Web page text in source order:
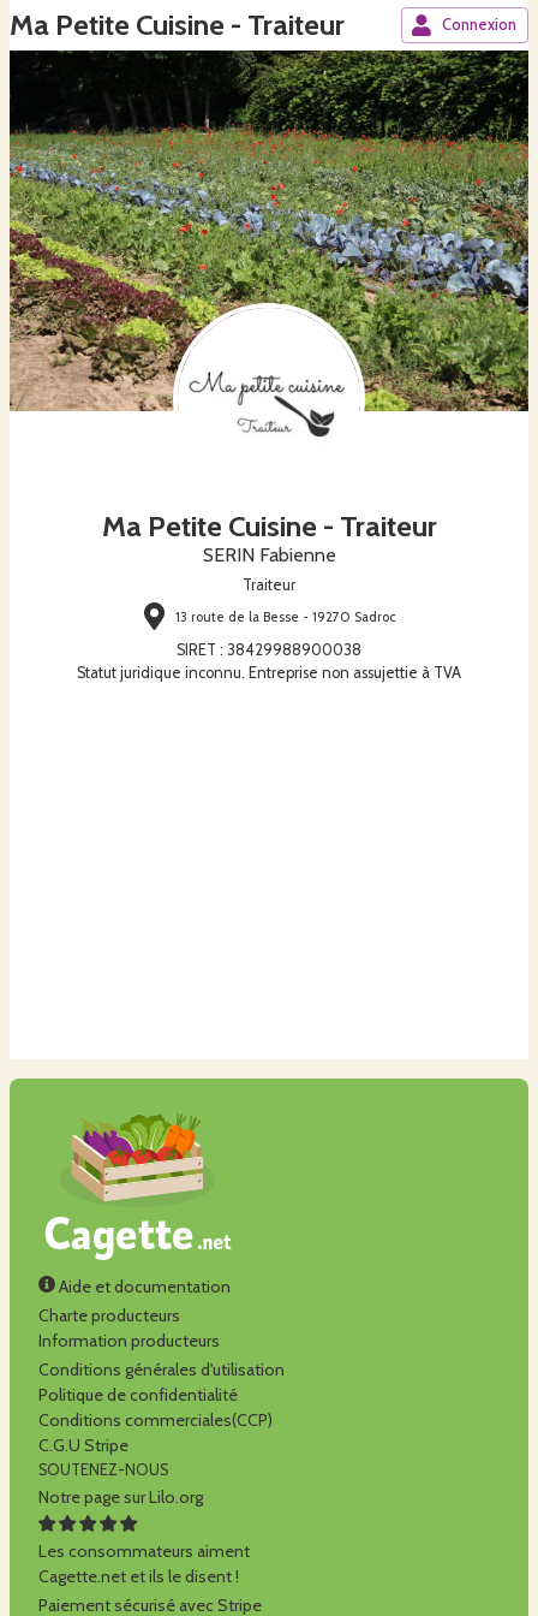
Ma Petite Cuisine - Traiteur Connexion
Ma Petite Cuisine - Traiteur
SERIN Fabienne
Traiteur
13 route de la Besse - 19270 Sadroc
SIRET : 38429988900038
Statut juridique inconnu. Entreprise non assujettie à TVA
Aide et documentation
Charte producteurs
Information producteurs
Conditions générales d'utilisation
Politique de confidentialité
Conditions commerciales(CCP)
C.G.U Stripe
SOUTENEZ-NOUS
Notre page sur Lilo.org
Les consommateurs aiment
Cagette.net et ils le disent !
Paiement sécurisé avec Stripe